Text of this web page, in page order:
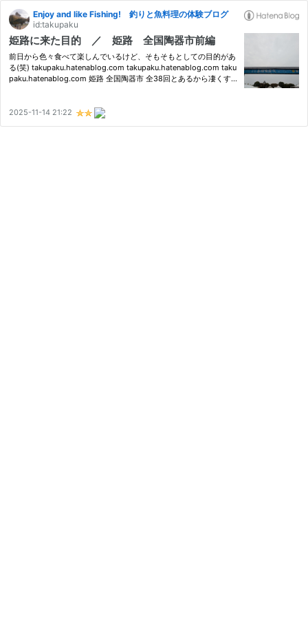
Enjoy and like Fishing! 釣りと魚料理の体験ブログ
id:takupaku
姫路に来た目的 ／ 姫路 全国陶器市前編
前日から色々食べて楽しんでいるけど、そもそもとしての目的があ
る(笑) takupaku.hatenablog.com takupaku.hatenablog.com taku
paku.hatenablog.com 姫路 全国陶器市 全38回とあるから凄くす
ース…
2025-11-14 21:22